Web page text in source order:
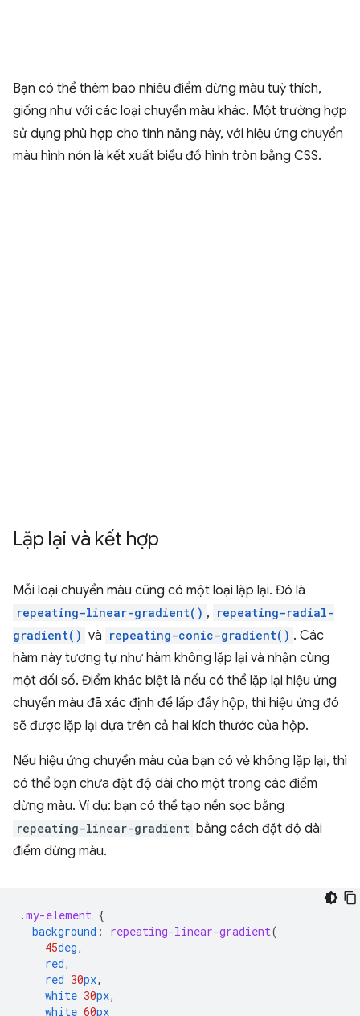
Bạn có thể thêm bao nhiêu điểm dừng màu tuỳ thích,
giống như với các loại chuyển màu khác. Một trường hợp
sử dụng phù hợp cho tính năng này, với hiệu ứng chuyển
màu hình nón là kết xuất biểu đồ hình tròn bằng CSS.
Lặp lại và kết hợp
Mỗi loại chuyển màu cũng có một loại lặp lại. Đó là
repeating-linear-gradient() , repeating-radial-
gradient() và repeating-conic-gradient() . Các
hàm này tương tự như hàm không lặp lại và nhận cùng
một đối số. Điểm khác biệt là nếu có thể lặp lại hiệu ứng
chuyển màu đã xác định để lấp đầy hộp, thì hiệu ứng đó
sẽ được lặp lại dựa trên cả hai kích thước của hộp.
Nếu hiệu ứng chuyển màu của bạn có vẻ không lặp lại, thì
có thể bạn chưa đặt độ dài cho một trong các điểm
dừng màu. Ví dụ: bạn có thể tạo nền sọc bằng
repeating-linear-gradient bằng cách đặt độ dài
điểm dừng màu.
.my-element {
background : repeating-linear-gradient(
45deg,
red,
red 30px,
white 30px,
white 60px